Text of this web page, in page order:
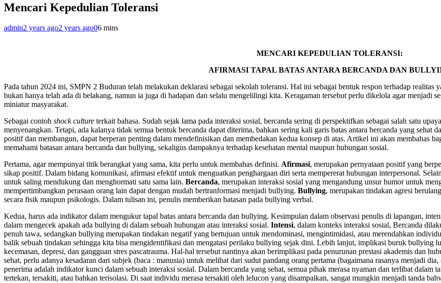
Mencari Kepedulian Toleransi
admin2 years ago2 years ago06 mins
MENCARI KEPEDULIAN TOLERANSI:
AFIRMASI TAPAL BATAS ANTARA BERCANDA DAN
Pada tahun 2024 ini, SMPN 2 Buduran telah melakukan deklarasi sebagai sekolah toleransi. Hal ini sebagai bentuk respon terhadap
bukan hanya telah ada di belakang, namun ia juga di hadapan dan selalu mengelilingi kita. Keragaman tersebut perlu dikelola agar menjadi
miniatur masyarakat.
Sebagai contoh shock culture terkait bahasa. Sudah sejak lama pada interaksi sosial, bercanda sering di perspektifkan sebagai salah satu
menyenangkan. Tetapi, ada kalanya tidak semua bentuk bercanda dapat diterima, bahkan sering kali garis batas antara bercanda yang
positif dan membangun, dapat berperan penting dalam mendefinisikan dan membedakan kedua konsep di atas. Artikel ini akan membahas
memahami batasan antara bercanda dan bullying, sekaligus dampaknya terhadap kesehatan mental maupun hubungan sosial.
Pertama, agar mempunyai titik berangkat yang sama, kita perlu untuk membahas definisi. Afirmasi, merupakan pernyataan positif yang
sikap positif. Dalam bidang komunikasi, afirmasi efektif untuk menguatkan penghargaan diri serta mempererat hubungan interpersonal.
untuk saling mendukung dan menghormati satu sama lain. Bercanda, merupakan interaksi sosial yang mengandung unsur humor untuk
mempertimbangkan perasaan orang lain dapat dengan mudah bertranformasi menjadi bullying. Bullying, merupakan tindakan agresi
secara fisik maupun psikologis. Dalam tulisan ini, penulis memberikan batasan pada bullying verbal.
Kedua, harus ada indikator dalam mengukur tapal batas antara bercanda dan bullying. Kesimpulan dalam observasi penulis di lapangan,
dalam mengecek apakah ada bullying di dalam sebuah hubungan atau interaksi sosial. Intensi, dalam konteks interaksi sosial, Bercanda
penuh tawa, sedangkan bullying merupakan tindakan negatif yang bertujuan untuk mendominasi, mengintimidasi, atau merendahkan
balik sebuah tindakan sehingga kita bisa mengidentifikasi dan mengatasi perilaku bullying sejak dini. Lebih lanjut, implikasi buruk bullying
kecemasan, depresi, dan gangguan stres pascatrauma. Hal-hal tersebut nantinya akan berimplikasi pada penurunan prestasi akademis dan
sehat, perlu adanya kesadaran dari subjek (baca : manusia) untuk melihat dari sudut pandang orang pertama (bagaimana rasanya menjadi
penerima adalah indikator kunci dalam sebuah interaksi sosial. Dalam bercanda yang sehat, semua pihak merasa nyaman dan terlibat dalam
tertekan, tersakiti, atau bahkan terisolasi. Di saat individu merasa tersakiti oleh lelucon yang disampaikan, sangat mungkin menjadi tanda